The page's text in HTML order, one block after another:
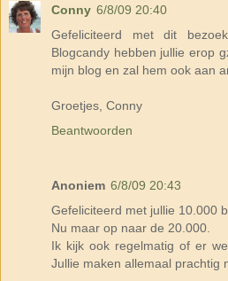
Conny 6/8/09 20:40
Gefeliciteerd met dit
Blogcandy hebben jullie erop
mijn blog en zal hem ook aan
Groetjes, Conny
Beantwoorden
Anoniem 6/8/09 20:43
Gefeliciteerd met jullie 10.000
Nu maar op naar de 20.000.
Ik kijk ook regelmatig of er
Jullie maken allemaal prachtig